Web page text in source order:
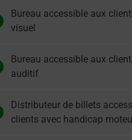
Bureau accessible aux
visuel
Bureau accessible aux
auditif
Distributeur de billets
clients avec handicap